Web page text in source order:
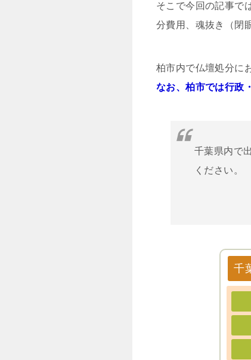
そこで今回の記事で
分費用、魂抜き（閉
柏市内で仏壇処分に
なお、柏市では行政
千葉県内で
ください。
千